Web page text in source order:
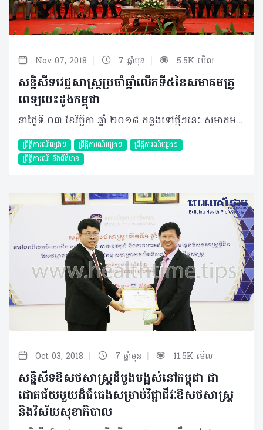
Nov 07, 2018 | 7 ឆ្នាំមុន | 5.5K មើល
សន្និសីទវេជ្ជសាស្រ្តប្រចាំឆ្នាំលើកទី៥នៃសមាគមគ្រូ
ពេទ្យបេះដូងកម្ពុជា
នាថ្ងៃទី ០៣ ខែវិច្ឆិកា ឆ្នាំ ២០១៨ កន្លងទៅថ្មីៗនេះ សមាគមគ្រូពេទ្យបេះដូងកម្ពុជាបានរៀបចំនូវមហាសន្និសីទប្រចាំឆ្នាំលើកទី៥របស់ខ្លួន ក្រោមប្រធានបទ «សិល្បៈនៃការព្យាបាលជំងឺបេះដូង និងសរសៃឈាមបេះដូង» នៅសណ្ឋាគារសុខា រាជធានីភ្នំពេញ។ សន្និសីទរយៈពេល១ថ្ងៃពេញនេះ មានការអញ្ជើញចូលរួមយ៉ាងខ្ពង់ខ្ពស់ពីសំណាក់ ឯកឧត្តមសាស្រ្តាចារ្យ ធា គ្រុយ ប្រធានក្រុមប្រឹក្សាភិបាល នៃគណៈគ្រូពេទ្យជាតិកម្ពុជា និងជារដ្ឋលេខាធិការនៃក្រសួងសុខាភិបាល លោកសាស្ត្រាចារ្យ ឡា ម៉េងហួ អនុប្រធានក្រុមប្រឹក្សាភិបាលនៃគណៈគ្រូពេទ្យជាតិកម្ពុជា លោកសាស្រ្តាចារ្យ សុខ ជួរ ប្រធានសមាគមគ្រូពេទ្យបេះដូងកម្ពុជា លោកសាស្រ្តាចារ្យ Anwar SANTOSO ប្រធានសមាគមគ្រូពេទ្យបេះដូង ប្រចាំតំបន់អាស៊ាន ឯកឧត្តម លោកជំទាវ លោកសាស្ត្រាចារ្យ វេជ្ជបណ្ឌិតដែលជាសមាជិកនៃសមាគមគ្រូពេទ្យបេះដូងកម្ពុជា និងសហភាតរៈទាំងអស់ ព្រមទាំងមានការចូលរួមយ៉ាងច្រើនលើសការរំពឹងទុកពីសំណាក់បងប្អូនសិស្សានុសិស្សប្រមាណជាង ៣០០នាក់ផងដែរ។ នាឱកាសនេះ លោកសាស្ត្រាចារ្យ សុខ ជួរ បានមានប្រសាសន៍ថា «គោលបំណងនៃការបង្កើតឲ្យមានសន្និសីទនេះឡើងជារៀលរាល់ឆ្នាំ គឺដើម្បីប្រមូលផ្តុំ សហភាតរៈទាំងអស់​ ក្នុងការចែករំលែកនូវចំណេះដឹង ចំណេះធ្វើរវាងគ្នា និងគ្នា បង្កើននូវសមត្ថភាពក្រុមគ្រូពេទ្យបេះដូងកម្ពុជា ក៏ដូចជាក្រុមគ្រូពេទ្យបេះដូង ក្នុងតំបន់ ក្នុងន័យចូលរួមចំណែកអភិវឌ្ឍវិស័យសុខាភិបាលកម្ពុជាឲ្យកាន់តែប្រសើរឡើង តាមរយៈការពង្រឹងសមត្ថភាពធនធានមនុស្សតែម្តង»។ គួរបញ្ជាក់ម្តងទៀតថា អង្គសន្និបាតនេះ បានធ្វើការពិភាក្សាយ៉ាងស៊ីជម្រៅពាក់ព័ទ្ធនឹងសិល្បៈនៃការព្យាបាលជំងឺបេះដូង និងសរសៃឈាម ដែលក្នុងនោះរួមមាន ជំងឺចំនួន ៤គឺ ជំងឺសរសៃឈាមបេះដូង ជំងឺប្រឹសបេះដូង ជំងឺស្ទះសរសៃឈាមផ្នែកខាងក្រៅ និងជំងឺបេះដូងពីកំណើត។ ក្នុងកម្មវិធីនេះផងដែរ ក៏មានការអញ្ជើញ ចូលរួមធ្វើបទបង្ហាញពីវាគ្មិនកិត្តិយស ជាវេជ្ជបណ្ឌិតឯកទេសជាច្រើនរូប ព្រមទាំងបញ្ចប់ជាមួយនឹងចូលរួមនៅក្នុងវេទិកាសំណួរ-ចម្លើយ ពីអ្នកចូលរួមទាំងអស់ យ៉ាងសកម្ម និងប្រកបដោយលទ្ធផលយ៉ាងគួរឲ្យកត់សម្គាល់។ ©2018 រក្សាសិទ្ធិគ្រប់យ៉ាង​ដោយ Healthtime Corporation ចំពោះគ្រប់អត្ថបទដោយគ្មានផ្នែកណាមួយត្រូវបោះពុម្ពផ្សាយចូលប្រព័ន្ធអ៊ីនធឺណែត ឧបករណ៍អេឡិចត្រូនិក អាត់ជាសំឡេង ឬថតចំលងគ្រប់រូបភាពដោយគ្មានការអនុញ្ញាតឡើយ
ព្រឹត្តិការណ៍ផ្សេងៗ ព្រឹត្តិការណ៍ផ្សេងៗ
ព្រឹត្តិការណ៍ផ្សេងៗ
ព្រឹត្តិការណ៍ និងព័ត៌មាន
Oct 03, 2018 | 7 ឆ្នាំមុន | 11.5K មើល
សន្និសីទឱសថសាស្រ្តដំបូងបង្អស់នៅកម្ពុជា ជា
ជោគជ័យមួយដ៏ធំធេងសម្រាប់វិជ្ជាជីវៈឱសថសាស្រ្ត
និងវិស័យសុខាភិបាល